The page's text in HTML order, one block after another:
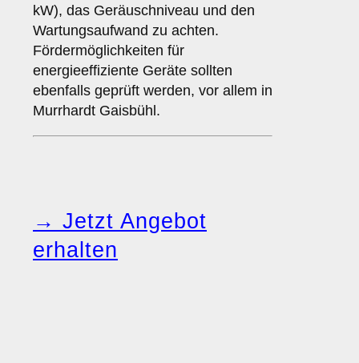
kW), das Geräuschniveau und den
Wartungsaufwand zu achten.
Fördermöglichkeiten für
energieeffiziente Geräte sollten
ebenfalls geprüft werden, vor allem in
Murrhardt Gaisbühl.
→ Jetzt Angebot
erhalten